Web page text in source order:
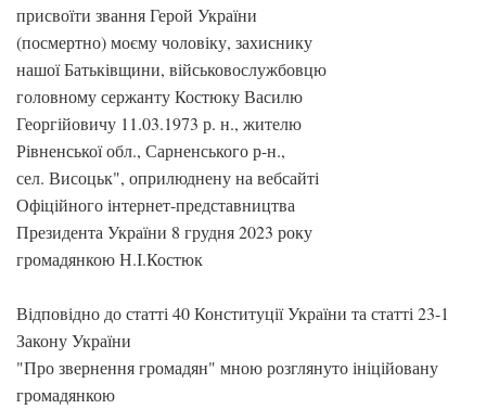
присвоїти звання Герой України
(посмертно) моєму чоловіку, захиснику
нашої Батьківщини, військовослужбовцю
головному сержанту Костюку Василю
Георгійовичу 11.03.1973 р. н., жителю
Рівненської обл., Сарненського р-н.,
сел. Висоцьк", оприлюднену на вебсайті
Офіційного інтернет-представництва
Президента України 8 грудня 2023 року
громадянкою Н.І.Костюк
Відповідно до статті 40 Конституції України та статті 23-1
Закону України
"Про звернення громадян" мною розглянуто ініційовану
громадянкою